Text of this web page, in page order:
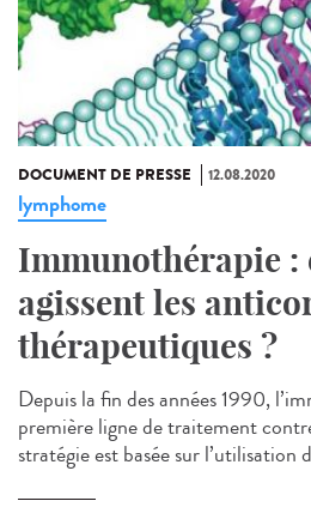
DOCUMENT DE PRESSE 12.08.2020
lymphome
Immunothérapie :
agissent les
thérapeutiques ?
Depuis la fin des années 1990,
première ligne de traitement
stratégie est basée sur l’utilisation